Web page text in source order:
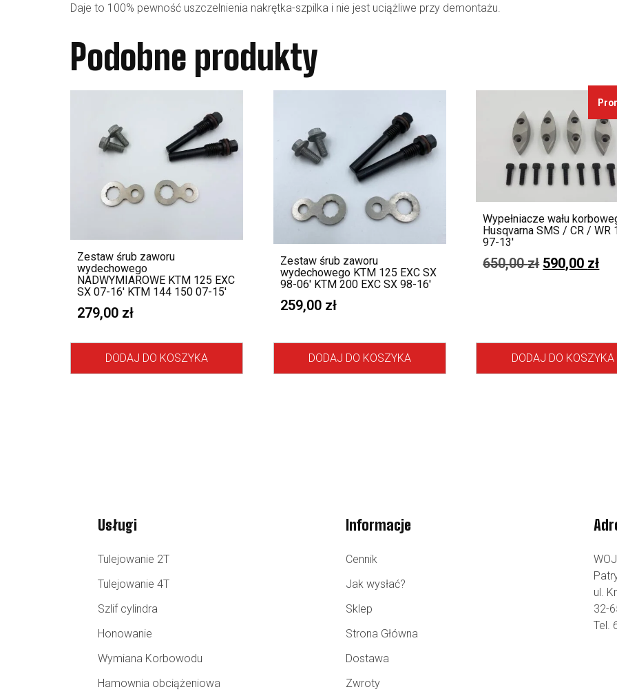
Daje to 100% pewność uszczelnienia nakrętka-szpilka i nie jest uciążliwe przy demontażu.
Podobne produkty
Zestaw śrub zaworu
wydechowego
NADWYMIAROWE KTM 125 EXC
SX 07-16′ KTM 144 150 07-15′
279,00 zł
DODAJ DO KOSZYKA
Zestaw śrub zaworu
wydechowego KTM 125 EXC SX
98-06′ KTM 200 EXC SX 98-16′
259,00 zł
DODAJ DO KOSZYKA
Wypełniacze wału
Husqvarna SMS / CR / WR
97-13′
650,00zł 590,00 zł
DODAJ DO KOSZYKA
Usługi
Tulejowanie 2T
Tulejowanie 4T
Szlif cylindra
Honowanie
Wymiana Korbowodu
Hamownia obciążeniowa
Informacje
Cennik
Jak wysłać?
Sklep
Strona Główna
Dostawa
Zwroty
ul.
32-
Tel.